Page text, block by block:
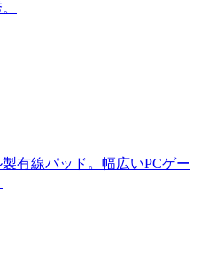
有線パッド。幅広いPCゲー